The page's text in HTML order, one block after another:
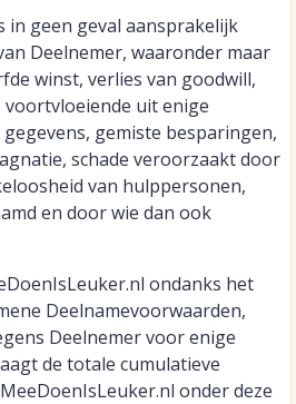
in geen geval aansprakelijk
Deelnemer, waaronder maar
winst, verlies van goodwill,
voortvloeiende uit enige
gemiste besparingen,
schade veroorzaakt door
van hulppersonen,
en door wie dan ook
ondanks het
Deelnamevoorwaarden,
Deelnemer voor enige
de totale cumulatieve
onder deze